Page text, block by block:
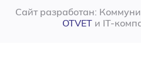
Сайт разработан:
OTVETи IT-